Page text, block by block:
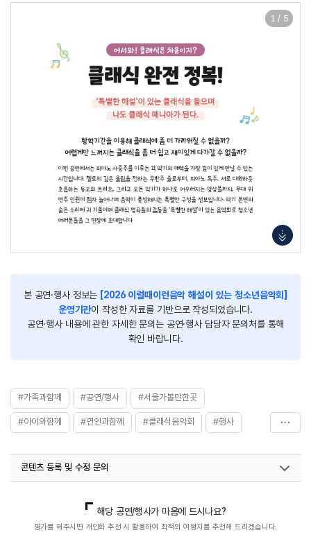
1 / 5
본 공연·행사 정보는 [2026 이럴때이런음악 해설이 있는 청소년음악회]
운영기관이 작성한 자료를 기반으로 작성되었습니다.
공연·행사 내용에 관한 자세한 문의는 공연·행사 담당자 문의처를 통해
확인 바랍니다.
#가족과함께 #공연/행사 #서울가볼만한곳
#아이와함께 #연인과함께 #클래식음악회 #행사
콘텐츠 등록 및 수정 문의
해당 공연/행사가 마음에 드시나요?
평가를 해주시면 개인화 추천 시 활용하여 최적의 여행지를 추천해 드리겠습니다.